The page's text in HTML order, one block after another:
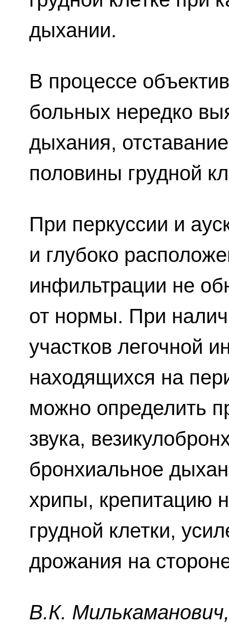
дыхании.
В процессе
больных нередко
дыхания,
половины грудной
При перкуссии и
и глубоко
инфильтрации не
от нормы. При
участков легочной
находящихся на
можно определить
звука,
бронхиальное
хрипы, крепитацию
грудной клетки,
дрожания на
В.К.